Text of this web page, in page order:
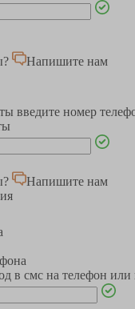
Напишите нам
введите номер
Напишите нам
в смс на телефон или